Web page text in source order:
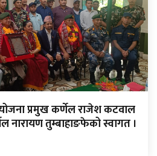
प्रमुख कर्णेल राजेश कटवाल
नारायण तुम्बाहाङफेको स्वागत ।